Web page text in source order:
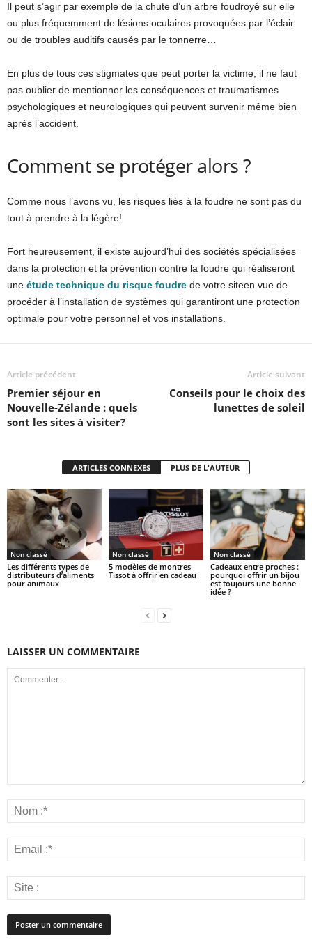
Il peut s’agir par exemple de la chute d’un arbre foudroyé sur elle
ou plus fréquemment de lésions oculaires provoquées par l’éclair
ou de troubles auditifs causés par le tonnerre…
En plus de tous ces stigmates que peut porter la victime, il ne faut
pas oublier de mentionner les conséquences et traumatismes
psychologiques et neurologiques qui peuvent survenir même bien
après l’accident.
Comment se protéger alors ?
Comme nous l’avons vu, les risques liés à la foudre ne sont pas du
tout à prendre à la légère!
Fort heureusement, il existe aujourd’hui des sociétés spécialisées
dans la protection et la prévention contre la foudre qui réaliseront
une étude technique du risque foudre de votre siteen vue de
procéder à l’installation de systèmes qui garantiront une protection
optimale pour votre personnel et vos installations.
Article précédent
Premier séjour en
Nouvelle-Zélande : quels
sont les sites à visiter?
Article suivant
Conseils pour le choix des
lunettes de soleil
ARTICLES CONNEXES PLUS DE L'AUTEUR
Non classé
Les différents types de
distributeurs d’aliments
pour animaux
Non classé
5 modèles de montres
Tissot à offrir en cadeau
Non classé
Cadeaux entre proches :
pourquoi offrir un bijou
est toujours une bonne
idée ?
LAISSER UN COMMENTAIRE